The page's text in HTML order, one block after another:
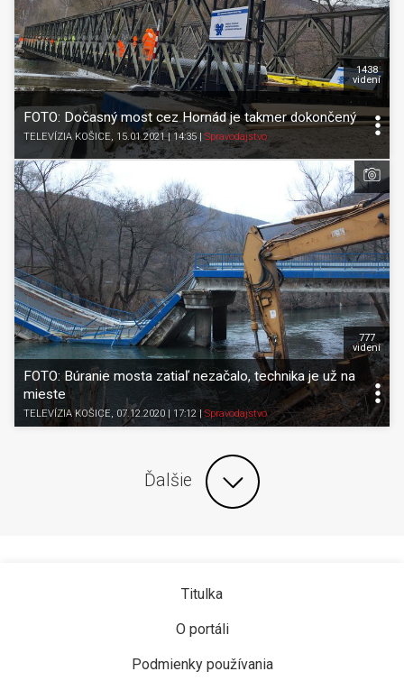
FOTO: Dočasný most cez Hornád je takmer dokončený
TELEVÍZIA KOŠICE, 15.01.2021 | 14:35 | Spravodajstvo
1438
videní
FOTO: Búranie mosta zatiaľ nezačalo, technika je už na
mieste
TELEVÍZIA KOŠICE, 07.12.2020 | 17:12 | Spravodajstvo
777
videní
Ďalšie
Titulka
O portáli
Podmienky používania